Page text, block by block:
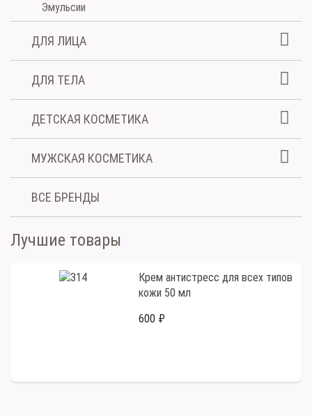
Эмульсии
ДЛЯ ЛИЦА
ДЛЯ ТЕЛА
ДЕТСКАЯ КОСМЕТИКА
МУЖСКАЯ КОСМЕТИКА
ВСЕ БРЕНДЫ
Лучшие товары
Крем антистресс для всех типов
кожи 50 мл
600 ₽